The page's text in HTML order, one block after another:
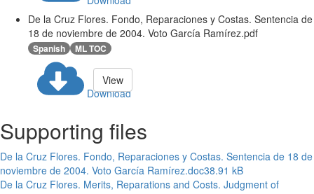
De la Cruz Flores. Fondo, Reparaciones y Costas. Sentencia de
18 de noviembre de 2004. Voto García Ramírez.pdf
Spanish ML TOC
Download
View
Supporting files
De la Cruz Flores. Fondo, Reparaciones y Costas. Sentencia de 18 de
noviembre de 2004. Voto García Ramírez.doc38.91 kB
De la Cruz Flores. Merits, Reparations and Costs. Judgment of